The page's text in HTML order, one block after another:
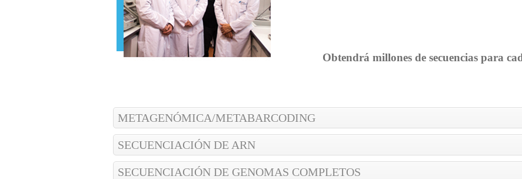
Obtendrá millones de secuencias para
METAGENÓMICA/METABARCODING
SECUENCIACIÓN DE ARN
SECUENCIACIÓN DE GENOMAS COMPLETOS